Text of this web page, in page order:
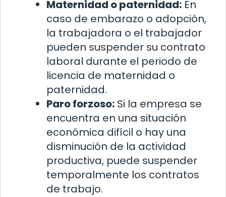
Maternidad o paternidad: En
caso de embarazo o adopción,
la trabajadora o el trabajador
pueden suspender su contrato
laboral durante el periodo de
licencia de maternidad o
paternidad.
Paro forzoso: Si la empresa se
encuentra en una situación
económica difícil o hay una
disminución de la actividad
productiva, puede suspender
temporalmente los contratos
de trabajo.